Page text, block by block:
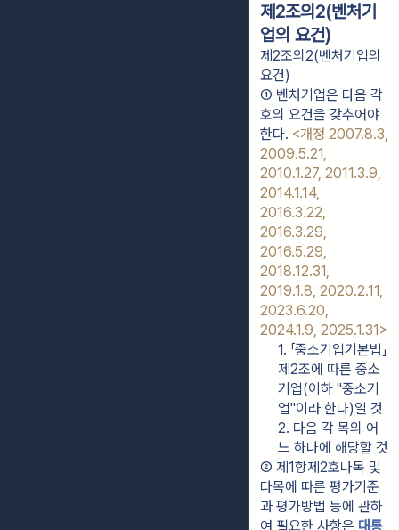
제2조의2(벤처기
업의 요건)
제2조의2(벤처기업의
요건)
① 벤처기업은 다음 각
호의 요건을 갖추어야
한다. <개정 2007.8.3,
2009.5.21,
2010.1.27, 2011.3.9,
2014.1.14,
2016.3.22,
2016.3.29,
2016.5.29,
2018.12.31,
2019.1.8, 2020.2.11,
2023.6.20,
2024.1.9, 2025.1.31>
1. 「중소기업기본법」
제2조에 따른 중소
기업(이하 "중소기
업"이라 한다)일 것
2. 다음 각 목의 어
느 하나에 해당할 것
② 제1항제2호나목 및
다목에 따른 평가기준
과 평가방법 등에 관하
여 필요한 사항은 대통